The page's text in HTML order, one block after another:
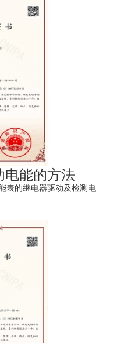
能的方法
表的继电器驱动及检测电